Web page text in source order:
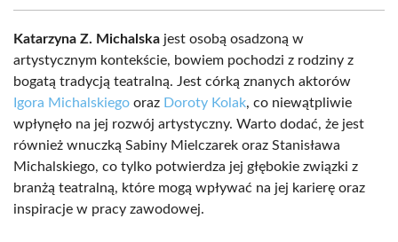
Katarzyna Z. Michalska jest osobą osadzoną w
artystycznym kontekście, bowiem pochodzi z rodziny z
bogatą tradycją teatralną. Jest córką znanych aktorów
Igora Michalskiego oraz Doroty Kolak, co niewątpliwie
wpłynęło na jej rozwój artystyczny. Warto dodać, że jest
również wnuczką Sabiny Mielczarek oraz Stanisława
Michalskiego, co tylko potwierdza jej głębokie związki z
branżą teatralną, które mogą wpływać na jej karierę oraz
inspiracje w pracy zawodowej.